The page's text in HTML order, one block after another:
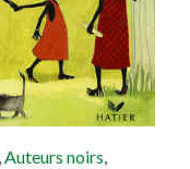
Auteurs noirs